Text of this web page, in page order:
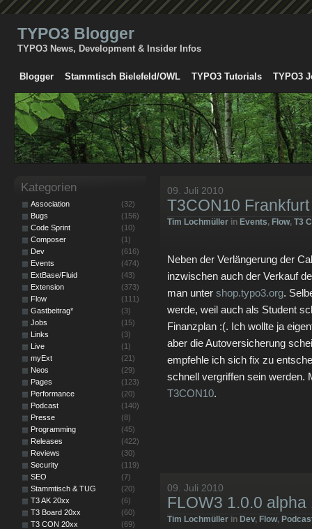
TYPO3 Blogger
TYPO3 News, Development & Insider Infos
Blogger Stammtisch Bielefeld/OWL TYPO3 Tutorials TYPO3
09. Juli 2010
T3CON10
Tim Lochmüller in Events, Flow, T3
Neben der Verlängerung der
inzwischen auch der Verkauf
man unter shop.typo3.org.
werde, weil auch als Student
Finanzplan :(. Ich wollte ja
aber die Autoversicherung
empfehle ich sich fix zu
schnell vergriffen sein werden.
T3CON10.
09. Juli 2010
FLOW3 1.0.0 alpha
Tim Lochmüller in Dev, Flow,
Kategorien
Association
(32)
Bugs
(156)
Code Sprint
(10)
Composer
(1)
Dev
(616)
Events
(474)
ExtBase/Fluid
(43)
Extension
(373)
Flow
(111)
Gastbeitrag*
(3)
Jobs
(15)
Links
(3)
Live
(1)
myExt
(21)
Neos
(29)
Pages
(123)
Performance
(20)
Podcast
(140)
Presse
(8)
Programming
(45)
Releases
(422)
Reviews
(30)
Security
(119)
SEO
(7)
Stammtisch & TUG
(20)
T3 AK 20xx
(6)
T3 Board 20xx
(60)
T3 CON 20xx
(69)